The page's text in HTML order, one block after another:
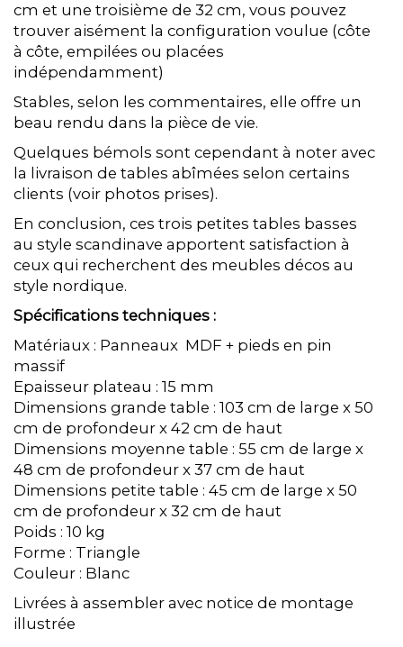
cm et une troisième de 32 cm, vous pouvez
trouver aisément la configuration voulue (côte
à côte, empilées ou placées
indépendamment)
Stables, selon les commentaires, elle offre un
beau rendu dans la pièce de vie.
Quelques bémols sont cependant à noter avec
la livraison de tables abîmées selon certains
clients (voir photos prises).
En conclusion, ces trois petites tables basses
au style scandinave apportent satisfaction à
ceux qui recherchent des meubles décos au
style nordique.
Spécifications techniques :
Matériaux : Panneaux MDF + pieds en pin
massif
Epaisseur plateau : 15 mm
Dimensions grande table : 103 cm de large x 50
cm de profondeur x 42 cm de haut
Dimensions moyenne table : 55 cm de large x
48 cm de profondeur x 37 cm de haut
Dimensions petite table : 45 cm de large x 50
cm de profondeur x 32 cm de haut
Poids : 10 kg
Forme : Triangle
Couleur : Blanc
Livrées à assembler avec notice de montage
illustrée